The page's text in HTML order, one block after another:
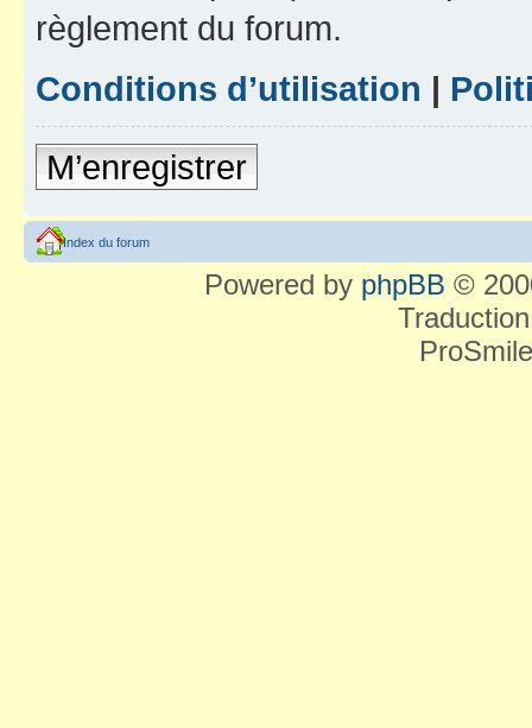
règlement du forum.
Conditions d’utilisation |
M’enregistrer
Index du forum
Powered by phpBB ©